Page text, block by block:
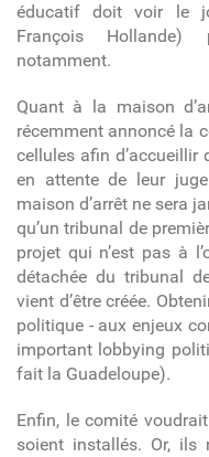
éducatif doit voir le
François
notamment.
Quant à la maison
récemment annoncé la
cellules afin d’accueillir
en attente de leur
maison d’arrêt ne sera
qu’un tribunal de
projet qui n’est pas à
détachée du tribunal
vient d’être créée.
politique - aux enjeux
important lobbying
fait la Guadeloupe).
Enfin, le comité
soient installés. Or, ils